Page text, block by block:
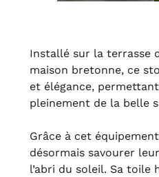
Installé sur la terrasse
maison bretonne, ce
et élégance,
pleinement de la belle
Grâce à cet
désormais savourer
l’abri du soleil. Sa